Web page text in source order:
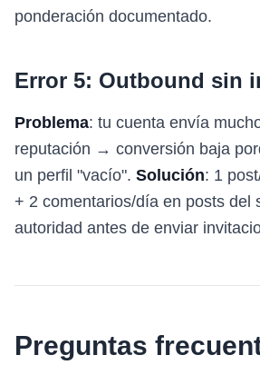
ponderación documentado.
Error 5: Outbound sin
Problema: tu cuenta envía
reputación → conversión baja
un perfil "vacío". Solución: 1
+ 2 comentarios/día en posts del
autoridad antes de enviar
Preguntas